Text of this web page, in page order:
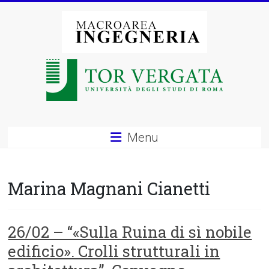
Macroarea
degli
di
Roma
Menu
Marina Magnani Cianetti
26/02 – “«Sulla Ruina di sì nobile
edificio». Crolli strutturali in